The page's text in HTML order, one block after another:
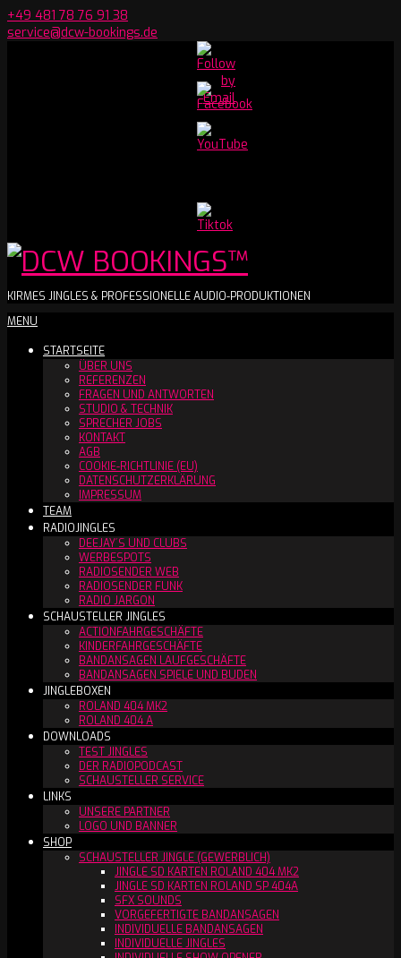
Skip
to
+49 481 78 76 91 38
service@dcw-bookings.de
Youtube
Channel
DCW
BOOKINGS™
KIRMES JINGLES & PROFESSIONELLE AUDIO-PRODUKTIONEN
Secondary
Menu
MENU
STARTSEITE
ÜBER UNS
REFERENZEN
FRAGEN UND ANTWORTEN
STUDIO & TECHNIK
SPRECHER JOBS
KONTAKT
AGB
COOKIE-RICHTLINIE (EU)
DATENSCHUTZERKLÄRUNG
IMPRESSUM
TEAM
RADIOJINGLES
DEEJAY´S UND CLUBS
WERBESPOTS
RADIOSENDER WEB
RADIOSENDER FUNK
RADIO JARGON
SCHAUSTELLER JINGLES
ACTIONFAHRGESCHÄFTE
KINDERFAHRGESCHÄFTE
BANDANSAGEN LAUFGESCHÄFTE
BANDANSAGEN SPIELE UND BUDEN
JINGLEBOXEN
ROLAND 404 MK2
ROLAND 404 A
DOWNLOADS
TEST JINGLES
DER RADIOPODCAST
SCHAUSTELLER SERVICE
LINKS
UNSERE PARTNER
LOGO UND BANNER
SHOP
SCHAUSTELLER JINGLE (GEWERBLICH)
JINGLE SD KARTEN ROLAND 404 MK2
JINGLE SD KARTEN ROLAND SP 404A
SFX SOUNDS
VORGEFERTIGTE BANDANSAGEN
INDIVIDUELLE BANDANSAGEN
INDIVIDUELLE JINGLES